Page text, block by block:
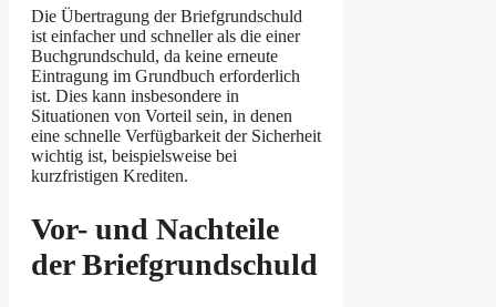
Die Übertragung der Briefgrundschuld
ist einfacher und schneller als die einer
Buchgrundschuld, da keine erneute
Eintragung im Grundbuch erforderlich
ist. Dies kann insbesondere in
Situationen von Vorteil sein, in denen
eine schnelle Verfügbarkeit der Sicherheit
wichtig ist, beispielsweise bei
kurzfristigen Krediten.
Vor- und Nachteile
der Briefgrundschuld